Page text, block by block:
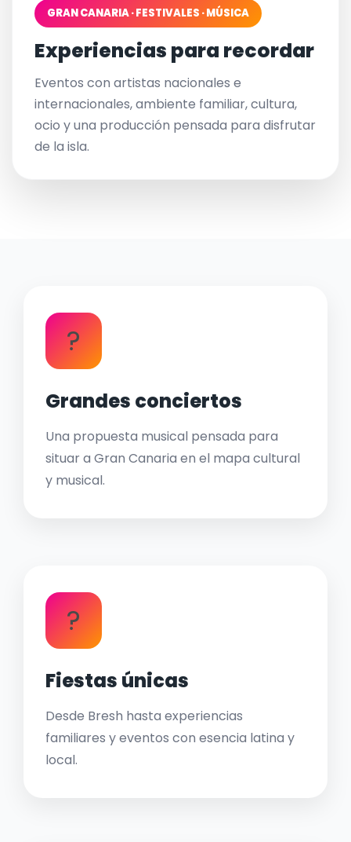
GRAN CANARIA · FESTIVALES · MÚSICA
Experiencias para recordar
Eventos con artistas nacionales e
internacionales, ambiente familiar, cultura,
ocio y una producción pensada para disfrutar
de la isla.
?
Grandes conciertos
Una propuesta musical pensada para
situar a Gran Canaria en el mapa cultural
y musical.
?
Fiestas únicas
Desde Bresh hasta experiencias
familiares y eventos con esencia latina y
local.